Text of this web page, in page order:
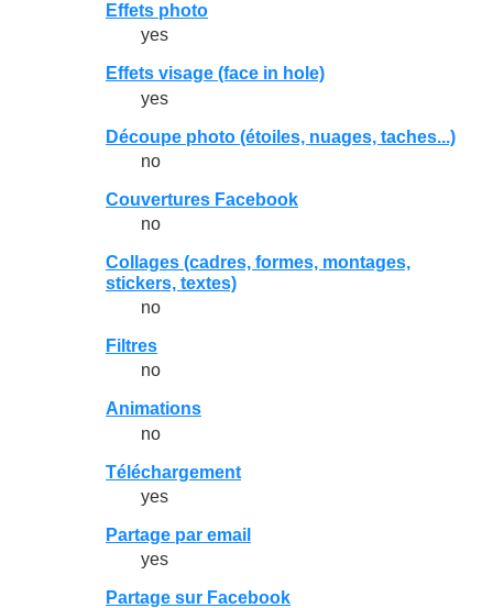
Effets photo
yes
Effets visage (face in hole)
yes
Découpe photo (étoiles, nuages, taches...)
no
Couvertures Facebook
no
Collages (cadres, formes, montages,
stickers, textes)
no
Filtres
no
Animations
no
Téléchargement
yes
Partage par email
yes
Partage sur Facebook